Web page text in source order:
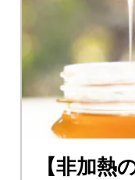
【非加熱